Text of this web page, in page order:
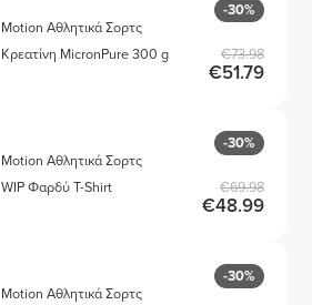
Motion Αθλητικά Σορτς
Κρεατίνη MicronPure 300 g
-30%
€73.98
€51.79
Motion Αθλητικά Σορτς
WIP Φαρδύ T-Shirt
-30%
€69.98
€48.99
Motion Αθλητικά Σορτς
-30%